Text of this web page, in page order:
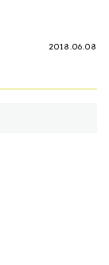
2018.06.08